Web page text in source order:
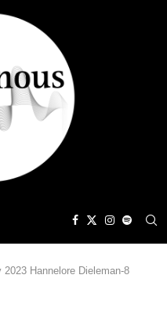
Hannelore Dieleman-8